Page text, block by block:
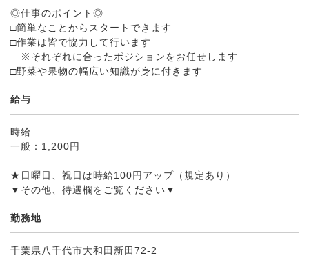
◎仕事のポイント◎
□簡単なことからスタートできます
□作業は皆で協力して行います
※それぞれに合ったポジションをお任せします
□野菜や果物の幅広い知識が身に付きます
給与
時給
一般：1,200円
★日曜日、祝日は時給100円アップ（規定あり）
▼その他、待遇欄をご覧ください▼
勤務地
千葉県八千代市大和田新田72-2